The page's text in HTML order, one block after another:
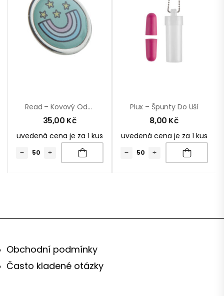
Read – Kovový Odznak
35,00 Kč
uvedená cena je za 1 kus
Plux – Špunty Do Uší
8,00 Kč
uvedená cena je za 1 kus
Obchodní podmínky
Často kladené otázky